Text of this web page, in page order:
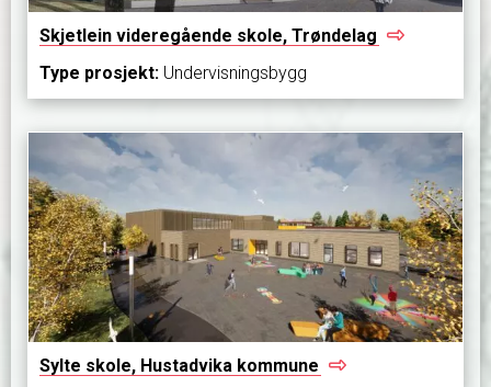
Skjetlein videregående skole, Trøndelag
Type prosjekt: Undervisningsbygg
Sylte skole, Hustadvika kommune